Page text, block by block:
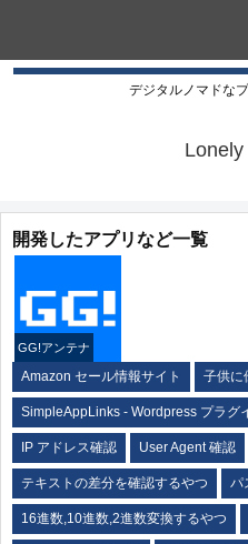
デジタルノマドな
開発したアプリなど一覧
GG!アンテナ
Amazon セール情報サイト 子供に
SimpleAppLinks - Wordpress プラグ
IP アドレス確認 User Agent 確認
テキストの差分を確認するやつ パ
16進数,10進数,2進数変換するやつ